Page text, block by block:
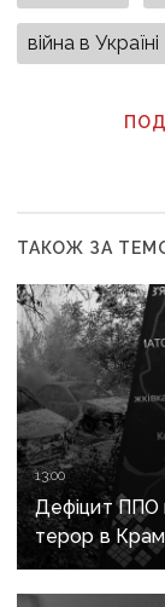
війна в Україні
ТАКОЖ ЗА
13:00
Дефіцит ППО
терор в
важливе за